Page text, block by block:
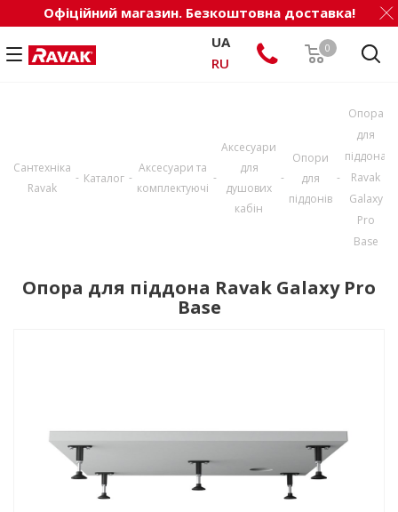
Офіційний магазин. Безкоштовна доставка!
0
UA
RU
Сантехніка
Ravak
- Каталог -
Аксесуари та
комплектуючі
-
Аксесуари
для
душових
кабін
-
Опори
для
піддонів
-
Опора
для
піддона
Ravak
Galaxy
Pro
Base
Опора для піддона Ravak Galaxy Pro
Base